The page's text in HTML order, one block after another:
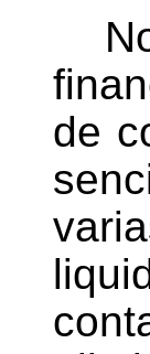
de